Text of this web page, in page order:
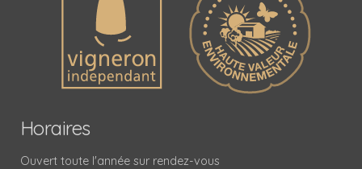
Horaires
Ouvert toute l'année sur rendez-vous